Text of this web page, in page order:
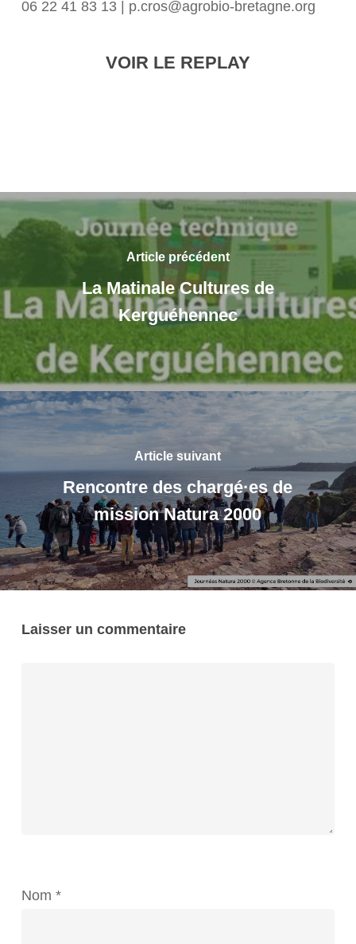
06 22 41 83 13 | p.cros@agrobio-bretagne.org
VOIR LE REPLAY
Article précédent
La Matinale Cultures de
Kerguéhennec
Article suivant
Rencontre des chargé·es de
mission Natura 2000
Laisser un commentaire
Nom *